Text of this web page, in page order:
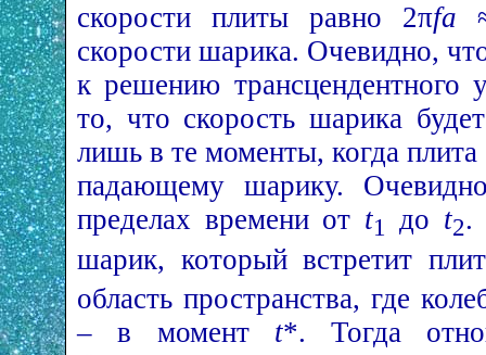
скорости плиты равно 2πfa
скорости шарика. Очевидно,
к решению трансцендентного
то, что скорость шарика
лишь в те моменты, когда плита
падающему шарику.
пределах времени от t1 до t2.
шарик, который встретит
область пространства, где
– в момент t*. Тогда